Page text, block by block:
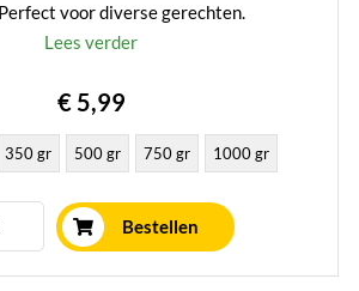
voor diverse gerechten.
Lees verder
€ 5,99
350 gr 500 gr 750 gr 1000 gr
Bestellen